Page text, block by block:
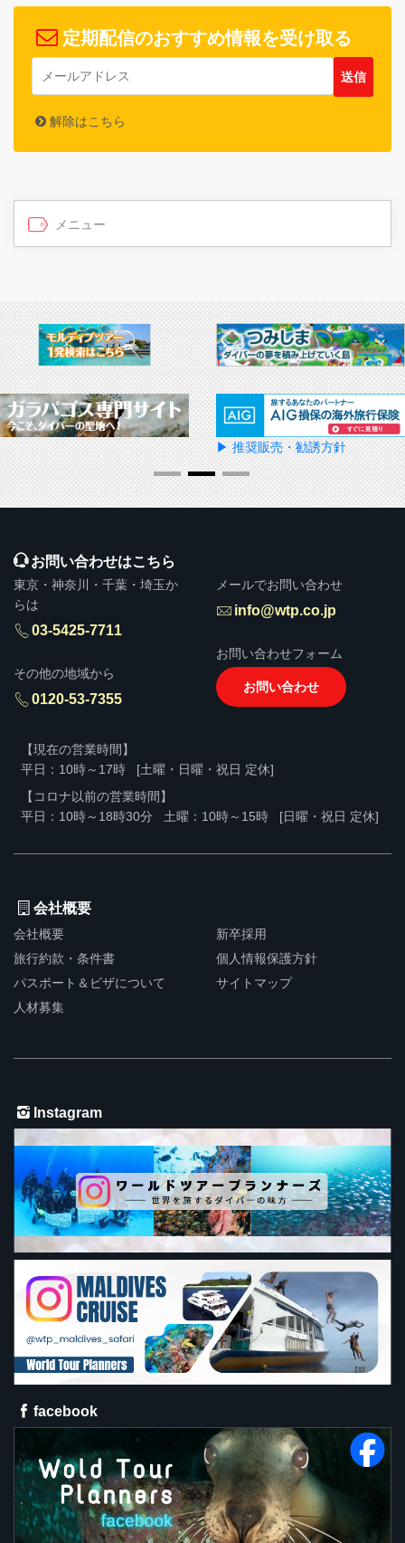
定期配信のおすすめ情報を受け取る
解除はこちら
▶ 推奨販売・勧誘方針
お問い合わせはこちら
東京・神奈川・千葉・埼玉か
らは
03-5425-7711
その他の地域から
0120-53-7355
メールでお問い合わせ
info@wtp.co.jp
お問い合わせフォーム
お問い合わせ
【現在の営業時間】
平日：10時～17時
[土曜・日曜・祝日 定休]
【コロナ以前の営業時間】
平日：10時～18時30分
土曜：10時～15時 [日曜・祝日 定休]
会社概要
会社概要
旅行約款・条件書
パスポート＆ビザについて
人材募集
新卒採用
個人情報保護方針
サイトマップ
Instagram
facebook